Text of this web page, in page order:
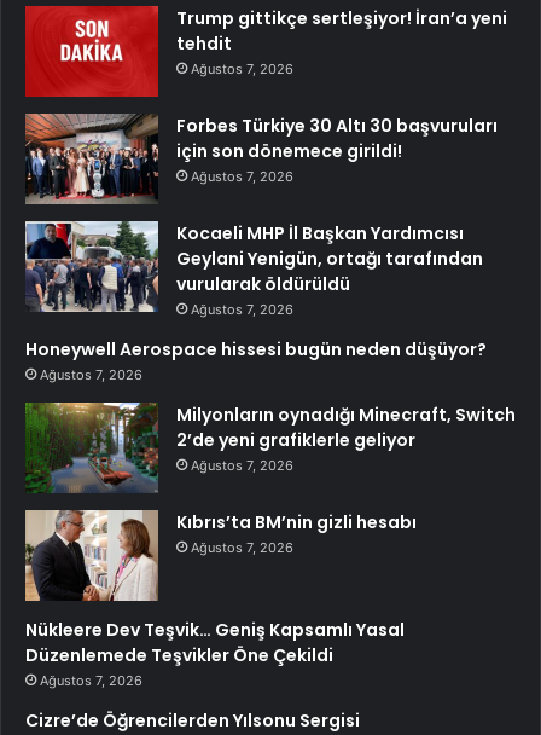
Trump gittikçe sertleşiyor! İran’a yeni
tehdit
Ağustos 7, 2026
Forbes Türkiye 30 Altı 30 başvuruları
için son dönemece girildi!
Ağustos 7, 2026
Kocaeli MHP İl Başkan Yardımcısı
Geylani Yenigün, ortağı tarafından
vurularak öldürüldü
Ağustos 7, 2026
Honeywell Aerospace hissesi bugün neden düşüyor?
Ağustos 7, 2026
Milyonların oynadığı Minecraft, Switch
2’de yeni grafiklerle geliyor
Ağustos 7, 2026
Kıbrıs’ta BM’nin gizli hesabı
Ağustos 7, 2026
Nükleere Dev Teşvik… Geniş Kapsamlı Yasal
Düzenlemede Teşvikler Öne Çekildi
Ağustos 7, 2026
Cizre’de Öğrencilerden Yılsonu Sergisi